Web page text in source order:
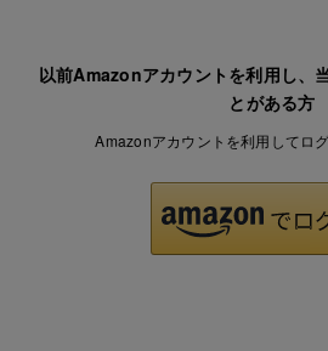
以前Amazonアカウントを利用し、
とがある方
Amazonアカウントを利用してロ